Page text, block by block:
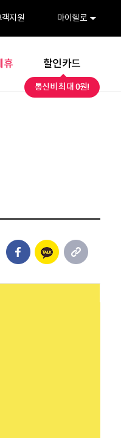
객지원 마이헬로
휴 할인카드
통신비 최대 0원!
페이스북 공유카카오톡 공유